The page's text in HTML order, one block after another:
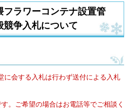
フラワーコンテナ設置管
競争入札について
に会する入札は行わず送付による入札
。ご希望の場合はお電話等でご相談く